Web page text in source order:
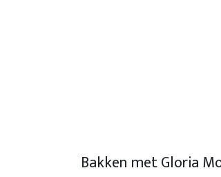
Bakken met Gloria